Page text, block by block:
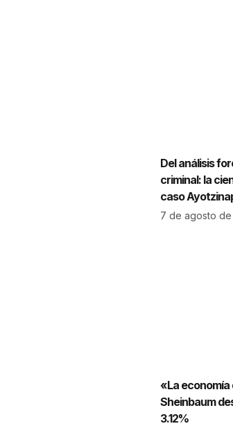
Del análisis
criminal: la
caso
7 de agosto
«La economía
Sheinbaum
3.12%